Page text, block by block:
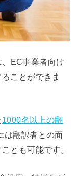
EC事業者向け
ことができま
1000名以上の翻
は翻訳者との面
とも可能です。